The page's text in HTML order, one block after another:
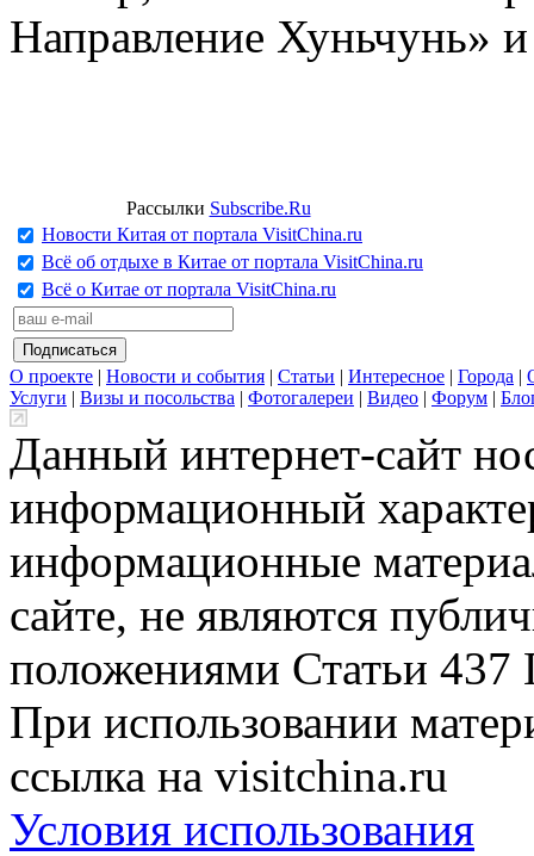
Направление Хуньчунь»
Рассылки Subscribe.Ru
Новости Китая от портала VisitChina.ru
Всё об отдыхе в Китае от портала VisitChina.ru
Всё о Китае от портала VisitChina.ru
О проекте | Новости и события | Статьи | Интересное | Города |
Услуги | Визы и посольства | Фотогалереи | Видео | Форум |
Данный интернет-сайт
информационный
информационные
сайте, не являются
положениями Статьи 437
При использовании
ссылка на visitchina.ru
Условия использования